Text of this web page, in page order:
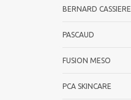
BERNARD CASSIERE
PASCAUD
FUSION MESO
PCA SKINCARE